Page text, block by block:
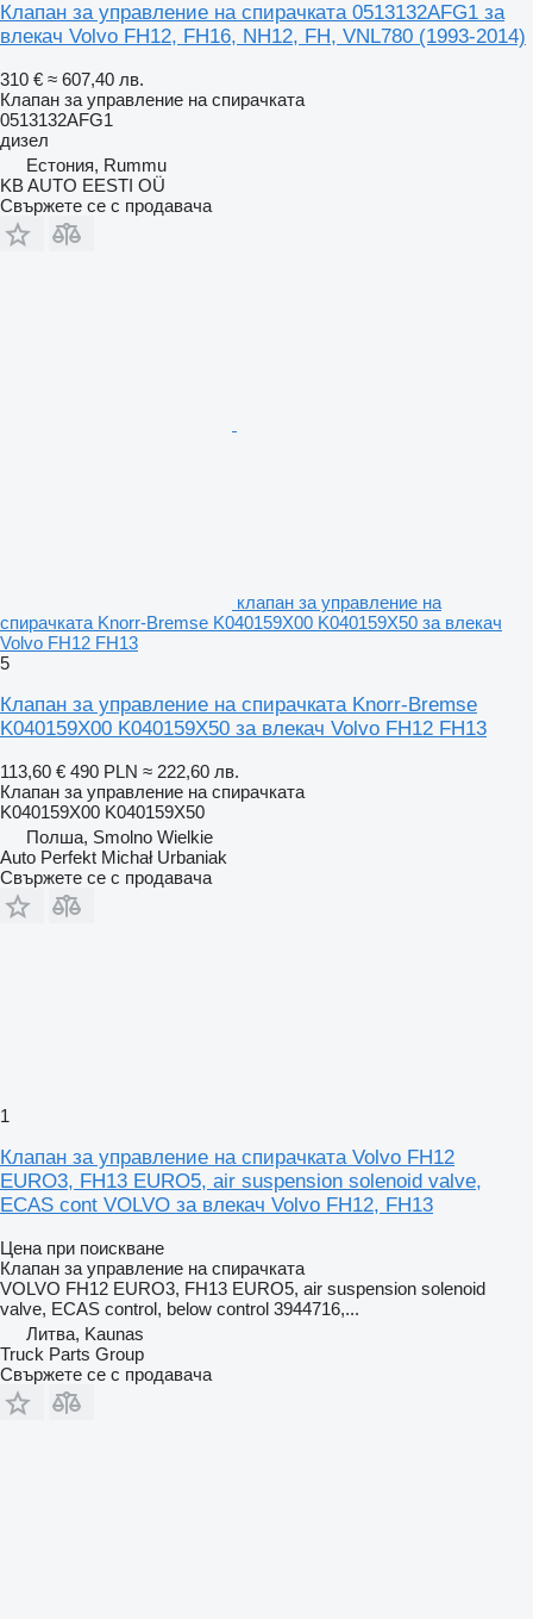
Клапан за управление на спирачката 0513132AFG1 за
влекач Volvo FH12, FH16, NH12, FH, VNL780 (1993-2014)
310 € ≈ 607,40 лв.
Клапан за управление на спирачката
0513132AFG1
дизел
Естония, Rummu
KB AUTO EESTI OÜ
Свържете се с продавача
клапан за управление на
спирачката Knorr-Bremse K040159X00 K040159X50 за влекач
Volvo FH12 FH13
5
Клапан за управление на спирачката Knorr-Bremse
K040159X00 K040159X50 за влекач Volvo FH12 FH13
113,60 € 490 PLN ≈ 222,60 лв.
Клапан за управление на спирачката
K040159X00 K040159X50
Полша, Smolno Wielkie
Auto Perfekt Michał Urbaniak
Свържете се с продавача
1
Клапан за управление на спирачката Volvo FH12
EURO3, FH13 EURO5, air suspension solenoid valve,
ECAS cont VOLVO за влекач Volvo FH12, FH13
Цена при поискване
Клапан за управление на спирачката
VOLVO FH12 EURO3, FH13 EURO5, air suspension solenoid
valve, ECAS control, below control 3944716,...
Литва, Kaunas
Truck Parts Group
Свържете се с продавача